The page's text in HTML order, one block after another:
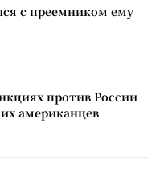
с преемником ему
против России
американцев